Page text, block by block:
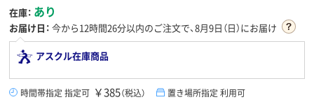
在庫： あり
お届け日： 今から12時間26分以内のご注文で、8月9日（日）にお届け
アスクル在庫商品
時間帯指定 指定可 ￥385（税込） 置き場所指定 利用可